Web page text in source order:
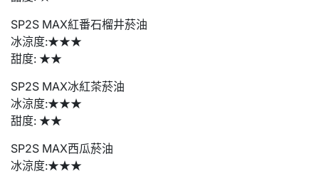
SP2S MAX紅番石榴井菸油
冰涼度:★★★
甜度: ★★
SP2S MAX冰紅茶菸油
冰涼度:★★★
甜度: ★★
SP2S MAX西瓜菸油
冰涼度:★★★